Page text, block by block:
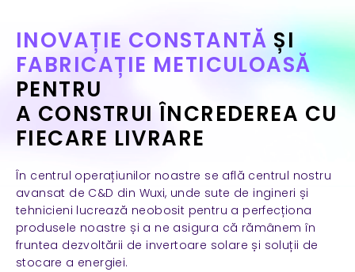
INOVAȚIE CONSTANTĂ ȘI
FABRICAȚIE METICULOASĂ
PENTRU
A CONSTRUI ÎNCREDEREA CU
FIECARE LIVRARE
În centrul operațiunilor noastre se află centrul nostru
avansat de C&D din Wuxi, unde sute de ingineri și
tehnicieni lucrează neobosit pentru a perfecționa
produsele noastre și a ne asigura că rămânem în
fruntea dezvoltării de invertoare solare și soluții de
stocare a energiei.